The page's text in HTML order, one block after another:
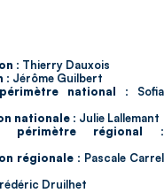
: Thierry Dauxois
: Jérôme Guilbert
national : Sofia
nationale : Julie Lallemant
périmètre régional :
régionale : Pascale Carrel
Druilhet